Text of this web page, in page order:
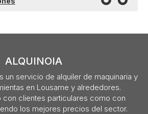
ALQUINOIA
un servicio de alquiler de maquinaria y
en Lousame y alrededores.
con clientes particulares como con
los mejores precios del sector.